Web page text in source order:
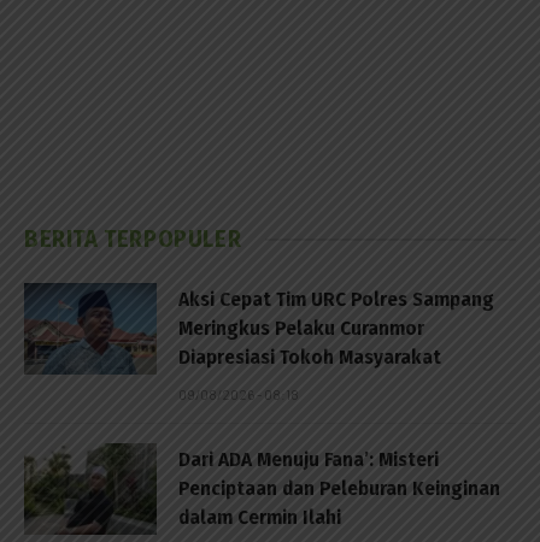
BERITA TERPOPULER
Aksi Cepat Tim URC Polres Sampang
Meringkus Pelaku Curanmor
Diapresiasi Tokoh Masyarakat
09/08/2026 - 08:18
Dari ADA Menuju Fana’: Misteri
Penciptaan dan Peleburan Keinginan
dalam Cermin Ilahi